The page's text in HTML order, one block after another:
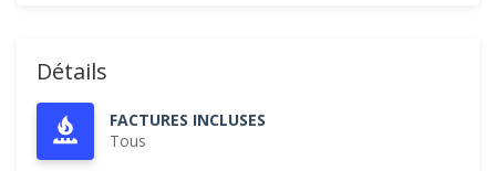
Détails
FACTURES INCLUSES
Tous